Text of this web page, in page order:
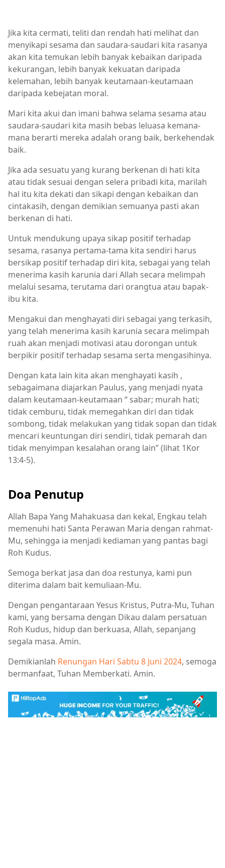
Jika kita cermati, teliti dan rendah hati melihat dan
menyikapi sesama dan saudara-saudari kita rasanya
akan kita temukan lebih banyak kebaikan daripada
kekurangan, lebih banyak kekuatan daripada
kelemahan, lebih banyak keutamaan-keutamaan
daripada kebejatan moral.
Mari kita akui dan imani bahwa selama sesama atau
saudara-saudari kita masih bebas leluasa kemana-
mana berarti mereka adalah orang baik, berkehendak
baik.
Jika ada sesuatu yang kurang berkenan di hati kita
atau tidak sesuai dengan selera pribadi kita, marilah
hal itu kita dekati dan sikapi dengan kebaikan dan
cintakasih, dengan demikian semuanya pasti akan
berkenan di hati.
Untuk mendukung upaya sikap positif terhadap
sesama, rasanya pertama-tama kita sendiri harus
bersikap positif terhadap diri kita, sebagai yang telah
menerima kasih karunia dari Allah secara melimpah
melalui sesama, terutama dari orangtua atau bapak-
ibu kita.
Mengakui dan menghayati diri sebagai yang terkasih,
yang telah menerima kasih karunia secara melimpah
ruah akan menjadi motivasi atau dorongan untuk
berpikir positif terhadap sesama serta mengasihinya.
Dengan kata lain kita akan menghayati kasih ,
sebagaimana diajarkan Paulus, yang menjadi nyata
dalam keutamaan-keutamaan “ sabar; murah hati;
tidak cemburu, tidak memegahkan diri dan tidak
sombong, tidak melakukan yang tidak sopan dan tidak
mencari keuntungan diri sendiri, tidak pemarah dan
tidak menyimpan kesalahan orang lain” (lihat 1Kor
13:4-5).
Doa Penutup
Allah Bapa Yang Mahakuasa dan kekal, Engkau telah
memenuhi hati Santa Perawan Maria dengan rahmat-
Mu, sehingga ia menjadi kediaman yang pantas bagi
Roh Kudus.
Semoga berkat jasa dan doa restunya, kami pun
diterima dalam bait kemuliaan-Mu.
Dengan pengantaraan Yesus Kristus, Putra-Mu, Tuhan
kami, yang bersama dengan Dikau dalam persatuan
Roh Kudus, hidup dan berkuasa, Allah, sepanjang
segala masa. Amin.
Demikianlah Renungan Hari Sabtu 8 Juni 2024, semoga
bermanfaat, Tuhan Memberkati. Amin.